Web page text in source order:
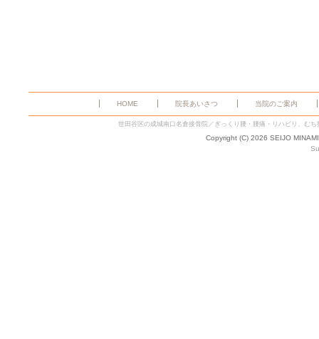
HOME 院長あいさつ 当院のご案内
世田谷区の成城南口名倉接骨院／ぎっくり腰・腰痛・リハビリ、む
Copyright (C) 2026 SEIJO